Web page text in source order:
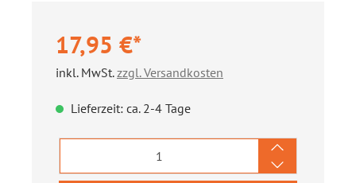
17,95 €*
inkl. MwSt.zzgl. Versandkosten
Lieferzeit: ca. 2-4 Tage
Produkt Anzahl: Gib den